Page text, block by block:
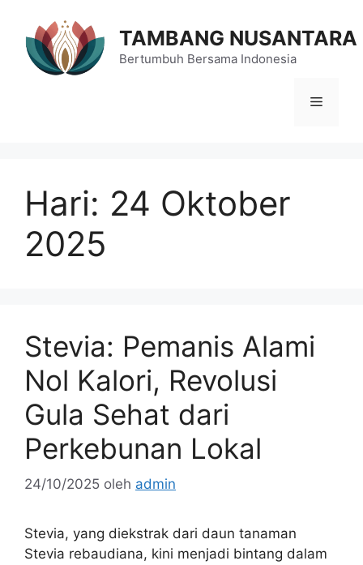
TAMBANG NUSANTARA
Bertumbuh Bersama Indonesia
Menu
Hari: 24 Oktober
2025
Stevia: Pemanis Alami
Nol Kalori, Revolusi
Gula Sehat dari
Perkebunan Lokal
24/10/2025 oleh admin
Stevia, yang diekstrak dari daun tanaman
Stevia rebaudiana, kini menjadi bintang dalam